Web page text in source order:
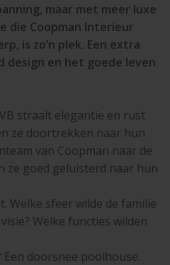
maar met meer luxe
die Coopman Interieur
is zo’n plek. Een extra
design en het goede leven
straalt elegantie en rust
ze doortrekken naar hun
van Coopman naar de
goed geluisterd naar hun
Welke sfeer wilde de familie
Welke functies wilden
doorsnee poolhouse.